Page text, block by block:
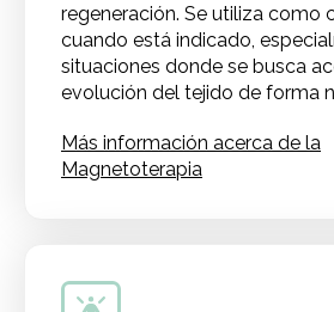
regeneración. Se utiliza como
cuando está indicado,
situaciones donde se busca
evolución del tejido de forma
Más información acerca de la
Magnetoterapia